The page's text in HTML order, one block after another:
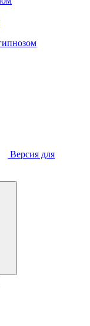
Версия для